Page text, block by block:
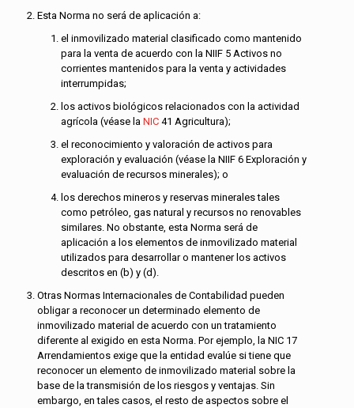
Esta Norma no será de aplicación a:
el inmovilizado material clasificado como mantenido
para la venta de acuerdo con la NIIF 5 Activos no
corrientes mantenidos para la venta y actividades
interrumpidas;
los activos biológicos relacionados con la actividad
agrícola (véase la NIC 41 Agricultura);
el reconocimiento y valoración de activos para
exploración y evaluación (véase la NIIF 6 Exploración y
evaluación de recursos minerales); o
los derechos mineros y reservas minerales tales
como petróleo, gas natural y recursos no renovables
similares. No obstante, esta Norma será de
aplicación a los elementos de inmovilizado material
utilizados para desarrollar o mantener los activos
descritos en (b) y (d).
Otras Normas Internacionales de Contabilidad pueden
obligar a reconocer un determinado elemento de
inmovilizado material de acuerdo con un tratamiento
diferente al exigido en esta Norma. Por ejemplo, la NIC 17
Arrendamientos exige que la entidad evalúe si tiene que
reconocer un elemento de inmovilizado material sobre la
base de la transmisión de los riesgos y ventajas. Sin
embargo, en tales casos, el resto de aspectos sobre el